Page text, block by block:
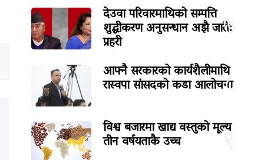
७
देउवा परिवारमाथिको सम्पत्ति
शुद्धीकरण अनुसन्धान अझै जारी:
प्रहरी
८
आफ्नै सरकारको कार्यशैलीमाथि
रास्वपा सांसदको कडा आलोचना
९
विश्व बजारमा खाद्य वस्तुको मूल्य
तीन वर्षयताकै उच्च